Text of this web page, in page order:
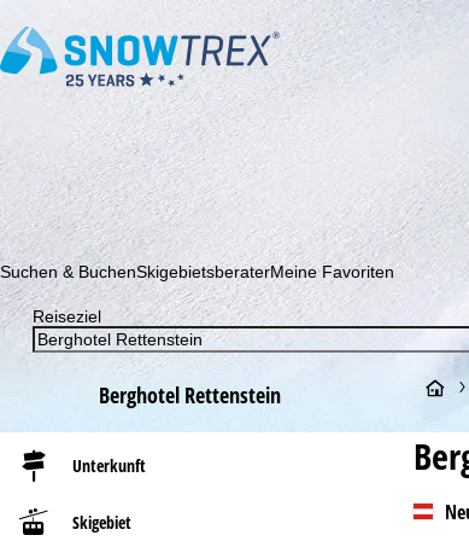
Abonnieren Sie unseren Newsletter und erfahren Sie
Suchen & BuchenSkigebietsberaterMeine Favoriten
Reiseziel
Berghotel Rettenstein
Unterkunft
Skigebiet
S
t